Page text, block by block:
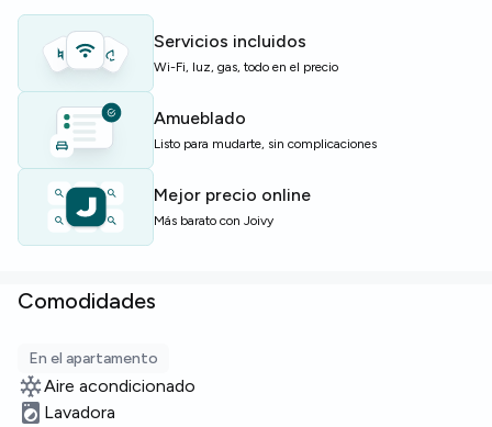
encuentran jardín, piscina y ascensor, pensados para tu
confort y ocio.
Ideal para estudiantes y jóvenes profesionales que
buscan un hogar social y bien equipado cerca de los
parques de la ciudad.
Plazas limitadas — solicita información pronto para
asegurarlo.
Servicios incluidos
Wi-Fi, luz, gas, todo en el precio
Amueblado
Listo para mudarte, sin complicaciones
Mejor precio online
Más barato con Joivy
Comodidades
En el apartamento
Aire acondicionado
Lavadora